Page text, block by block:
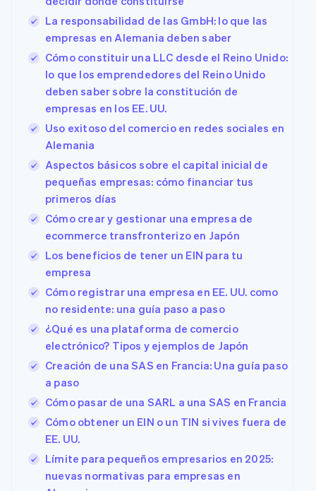
La responsabilidad de las GmbH: lo que las
empresas en Alemania deben saber
Cómo constituir una LLC desde el Reino Unido:
lo que los emprendedores del Reino Unido
deben saber sobre la constitución de
empresas en los EE. UU.
Uso exitoso del comercio en redes sociales en
Alemania
Aspectos básicos sobre el capital inicial de
pequeñas empresas: cómo financiar tus
primeros días
Cómo crear y gestionar una empresa de
ecommerce transfronterizo en Japón
Los beneficios de tener un EIN para tu
empresa
Cómo registrar una empresa en EE. UU. como
no residente: una guía paso a paso
¿Qué es una plataforma de comercio
electrónico? Tipos y ejemplos de Japón
Creación de una SAS en Francia: Una guía paso
a paso
Cómo pasar de una SARL a una SAS en Francia
Cómo obtener un EIN o un TIN si vives fuera de
EE. UU.
Límite para pequeños empresarios en 2025:
nuevas normativas para empresas en